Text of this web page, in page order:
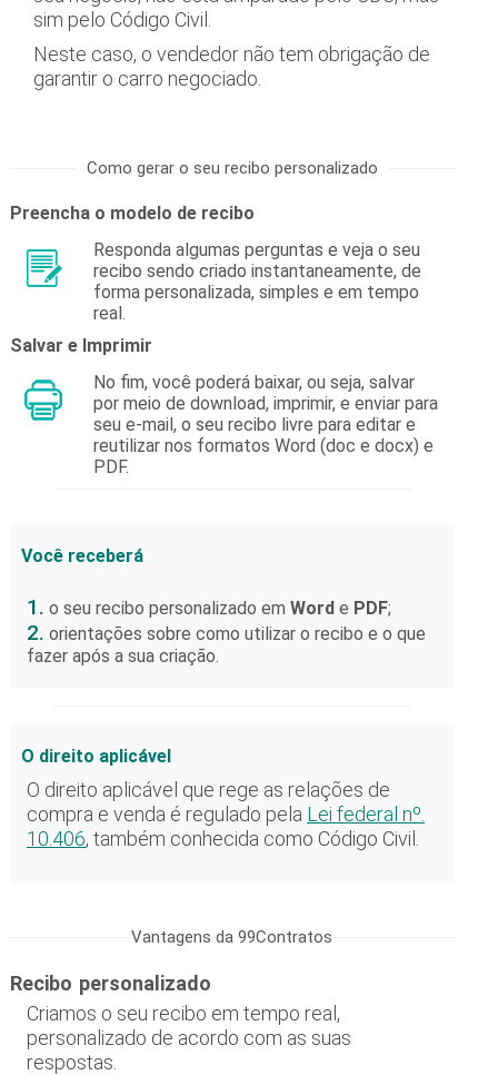
sim pelo Código Civil.
Neste caso, o vendedor não tem obrigação de
garantir o carro negociado.
Como gerar o seu recibo personalizado
Preencha o modelo de recibo
Responda algumas perguntas e veja o seu
recibo sendo criado instantaneamente, de
forma personalizada, simples e em tempo
real.
Salvar e Imprimir
No fim, você poderá baixar, ou seja, salvar
por meio de download, imprimir, e enviar para
seu e-mail, o seu recibo livre para editar e
reutilizar nos formatos Word (doc e docx) e
PDF.
Você receberá
1. o seu recibo personalizado em Worde PDF;
2. orientações sobre como utilizar o recibo e o que
fazer após a sua criação.
O direito aplicável
O direito aplicável que rege as relações de
compra e venda é regulado pela Lei federal nº.
10.406, também conhecida como Código Civil.
Vantagens da 99Contratos
Recibo personalizado
Criamos o seu recibo em tempo real,
personalizado de acordo com as suas
respostas.